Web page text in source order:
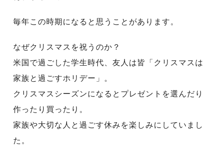
毎年この時期になると思うことがあります。
なぜクリスマスを祝うのか？
米国で過ごした学生時代、友人は皆「クリスマスは
家族と過ごすホリデー」。
クリスマスシーズンになるとプレゼントを選んだり
作ったり買ったり。
家族や大切な人と過ごす休みを楽しみにしていまし
た。